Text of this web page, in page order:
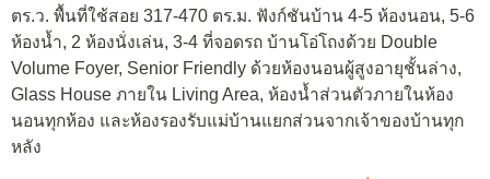
ตร.ว. พื้นที่ใช้สอย 317-470 ตร.ม. ฟังก์ชันบ้าน 4-5 ห้องนอน, 5-6
ห้องน้ำ, 2 ห้องนั่งเล่น, 3-4 ที่จอดรถ บ้านโอ่โถงด้วย Double
Volume Foyer, Senior Friendly ด้วยห้องนอนผู้สูงอายุชั้นล่าง,
Glass House ภายใน Living Area, ห้องน้ำส่วนตัวภายในห้อง
นอนทุกห้อง และห้องรองรับแม่บ้านแยกส่วนจากเจ้าของบ้านทุก
หลัง